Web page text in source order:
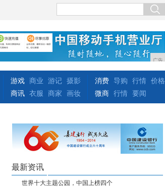
广告
游戏 商业 游记 摄影
商讯 衣服 商家 画妆
消费 导购 行情 价格
微商 行情 要闻
最新资讯
世界十大主题公园，中国上榜四个